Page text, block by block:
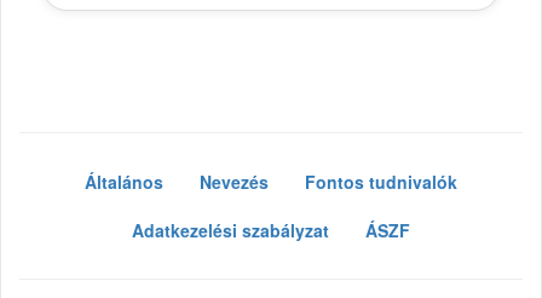
Általános Nevezés
Fontos tudnivalók
Adatkezelési szabályzat
ÁSZF